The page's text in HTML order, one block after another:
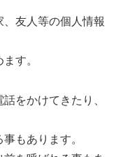
友人等の個人情報
す。
をかけてきたり、
もあります。